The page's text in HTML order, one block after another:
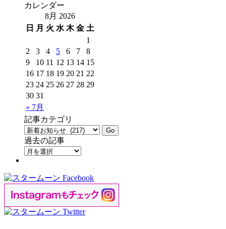
カレンダー
8月 2026
日
月 火 水 木 金 土
« 7月
1
2
3 4 5 6 7
8
9
10 11 12 13 14 15
16 17 18 19 20 21 22
23 24 25 26 27 28 29
30 31
記事カテゴリ
過去の記事